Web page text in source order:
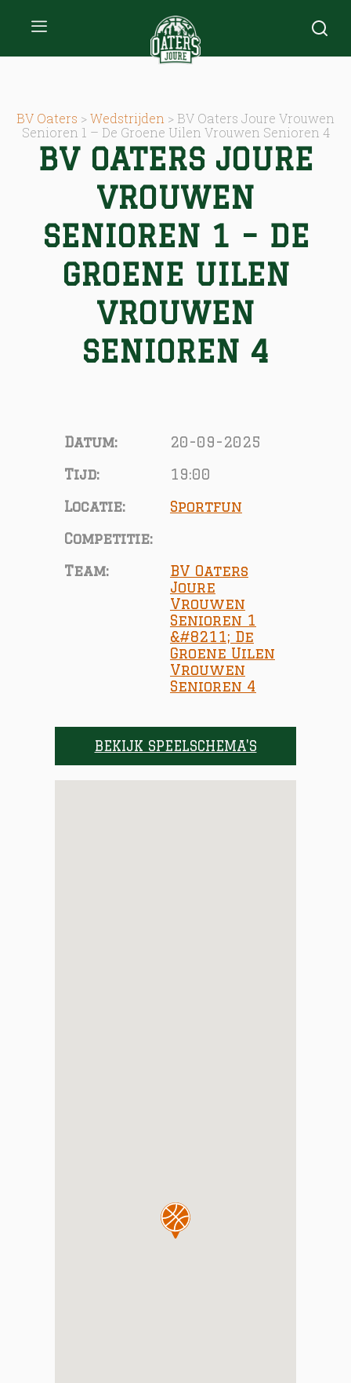
BV Oaters >Wedstrijden > BV Oaters Joure Vrouwen
Senioren 1 – De Groene Uilen Vrouwen Senioren 4
BV OATERS JOURE
VROUWEN
SENIOREN 1 – DE
GROENE UILEN
VROUWEN
SENIOREN 4
Datum: 20-09-2025
Tijd: 19:00
Locatie: Sportfun
Competitie:
Team:
BV Oaters
Joure
Vrouwen
Senioren 1
&#8211; De
Groene Uilen
Vrouwen
Senioren 4
BEKIJK SPEELSCHEMA'S